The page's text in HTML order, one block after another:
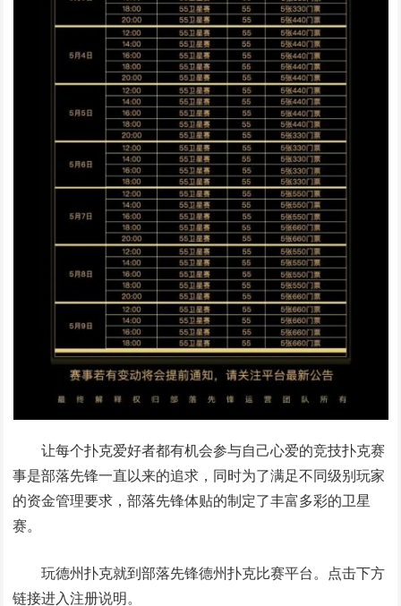
让每个扑克爱好者都有机会参与自己心爱的竞技扑克赛
事是部落先锋一直以来的追求，同时为了满足不同级别玩家
的资金管理要求，部落先锋体贴的制定了丰富多彩的卫星
赛。
玩德州扑克就到部落先锋德州扑克比赛平台。点击下方
链接进入注册说明。